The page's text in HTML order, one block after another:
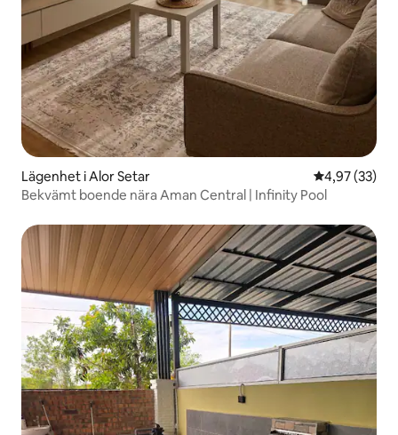
Lägenhet i Alor Setar 4,97 av 5 i
4,97 (33)
Bekvämt boende nära Aman Central | Infinity Pool